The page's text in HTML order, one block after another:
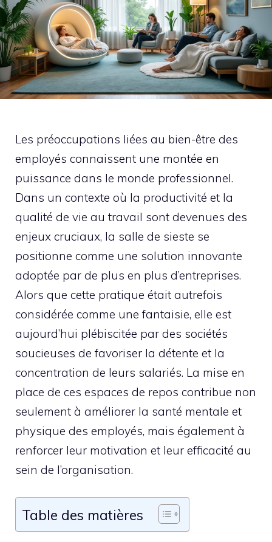
Les préoccupations liées au bien-être des
employés connaissent une montée en
puissance dans le monde professionnel.
Dans un contexte où la productivité et la
qualité de vie au travail sont devenues des
enjeux cruciaux, la salle de sieste se
positionne comme une solution innovante
adoptée par de plus en plus d’entreprises.
Alors que cette pratique était autrefois
considérée comme une fantaisie, elle est
aujourd’hui plébiscitée par des sociétés
soucieuses de favoriser la détente et la
concentration de leurs salariés. La mise en
place de ces espaces de repos contribue non
seulement à améliorer la santé mentale et
physique des employés, mais également à
renforcer leur motivation et leur efficacité au
sein de l’organisation.
Table des matières